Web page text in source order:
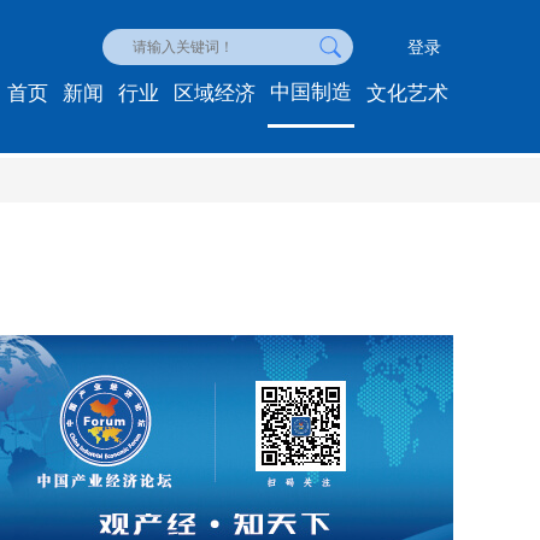
登录
首页 新闻 行业 区域经济 中国制造 文化艺术